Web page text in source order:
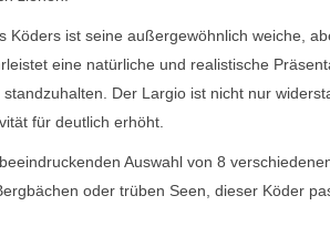
Köders ist seine außergewöhnlich weiche,
eine natürliche und realistische
Der Largio ist nicht nur
für deutlich erhöht.
Auswahl von 8
oder trüben Seen, dieser Köder